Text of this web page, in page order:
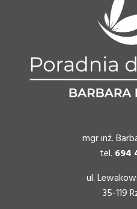
mgr inż.
tel. 694
ul.
35-119